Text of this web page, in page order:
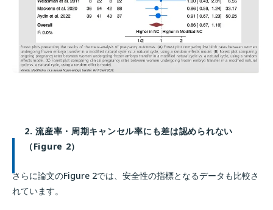
2. 流産率・周期キャンセル率にも差は認められない
（Figure 2）
さらに論文のFigure 2では、安全性の指標となるデータも比較さ
れています。